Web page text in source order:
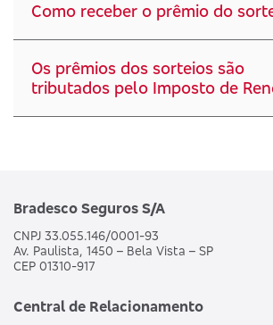
Como receber o prêmio do
Os prêmios dos sorteios são
tributados pelo Imposto de
Bradesco Seguros S/A
CNPJ 33.055.146/0001-93
Av. Paulista, 1450 – Bela Vista – SP
CEP 01310-917
Central de Relacionamento